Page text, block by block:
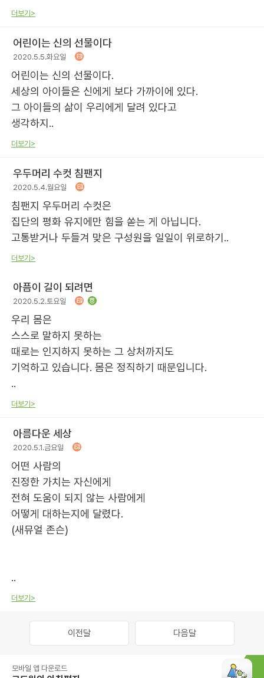
더보기>
어린이는 신의 선물이다
2020.5.5.화요일
어린이는 신의 선물이다.
세상의 아이들은 신에게 보다 가까이에 있다.
그 아이들의 삶이 우리에게 달려 있다고
생각하지..
더보기>
우두머리 수컷 침팬지
2020.5.4.월요일
침팬지 우두머리 수컷은
집단의 평화 유지에만 힘을 쏟는 게 아닙니다.
고통받거나 두들겨 맞은 구성원을 일일이 위로하기..
더보기>
아픔이 길이 되려면
2020.5.2.토요일
우리 몸은
스스로 말하지 못하는
때로는 인지하지 못하는 그 상처까지도
기억하고 있습니다. 몸은 정직하기 때문입니다.
..
더보기>
아름다운 세상
2020.5.1.금요일
어떤 사람의
진정한 가치는 자신에게
전혀 도움이 되지 않는 사람에게
어떻게 대하는지에 달렸다.
(새뮤얼 존슨)
..
더보기>
이전달 다음달
모바일 앱 다운로드